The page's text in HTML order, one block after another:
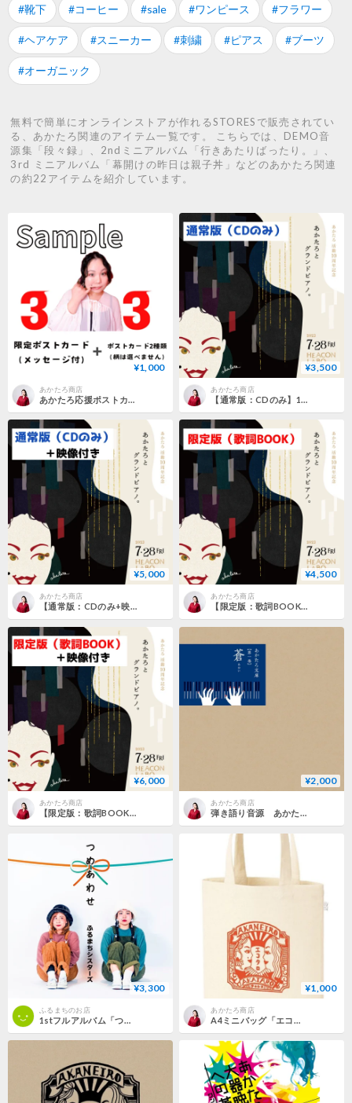
#靴下 #コーヒー #sale #ワンピース #フラワー
#ヘアケア #スニーカー #刺繍 #ピアス #ブーツ
#オーガニック
無料で簡単にオンラインストアが作れるSTORESで販売されてい
る、あかたろ関連のアイテム一覧です。 こちらでは、DEMO音
源集「段々録」、2ndミニアルバム「行きあたりばったり。」、
3rd ミニアルバム「幕開けの昨日は親子丼」などのあかたろ関連
の約22アイテムを紹介しています。
¥1,000
あかたろ商店
あかたろ応援ポストカードランダム３種
¥3,500
あかたろ商店
【通常版：CDのみ】10周年記念LIVE RECORDING弾き語り音源「あかたろとグランドピアノ。」
¥5,000
あかたろ商店
【通常版：CDのみ+映像付き】10周年記念LIVE RECORDING弾き語り音源「あかたろとグランドピアノ。」
¥4,500
あかたろ商店
【限定版：歌詞BOOK】10周年記念LIVE RECORDING弾き語り音源「あかたろとグランドピアノ。」
¥6,000
あかたろ商店
【限定版：歌詞BOOK＋映像付き】10周年記念LIVE RECORDING弾き語り音源「あかたろとグランドピアノ。」
¥2,000
あかたろ商店
弾き語り音源 あかたろ文庫 第一巻『蒼-あおい-』
¥3,300
ふるまちのお店
¥1,000
あかたろ商店